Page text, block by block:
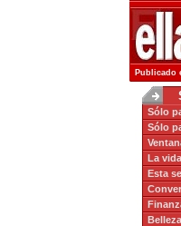
Publicado
Sólo
Sólo
La
Esta
Belleza